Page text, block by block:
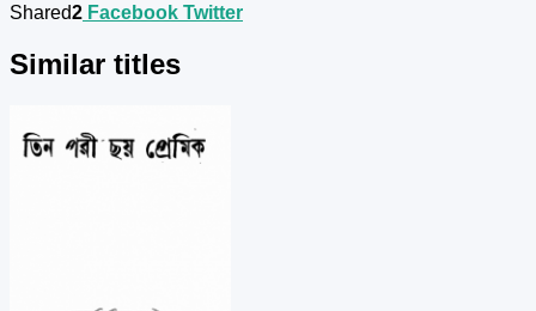
Shared2 Facebook Twitter
Similar titles